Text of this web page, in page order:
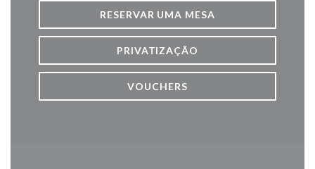
RESERVAR UMA MESA
PRIVATIZAÇÃO
VOUCHERS